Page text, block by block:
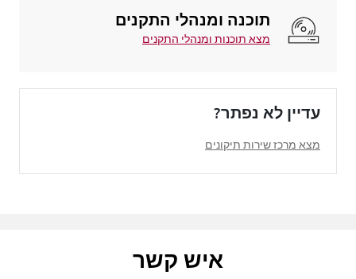
תוכנה ומנהלי התקנים
מצא תוכנות ומנהלי התקנים
עדיין לא נפתר?
מצא מרכז שירות תיקונים
איש קשר